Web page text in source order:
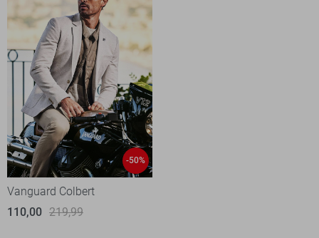
-50%
Vanguard Colbert
110,00 219,99